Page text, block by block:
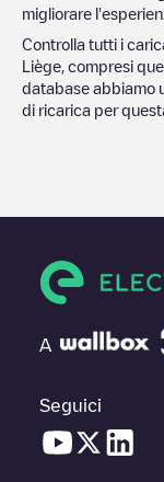
migliorare
Controlla tutti i
Liège , compresi
database abbiamo
di ricarica per
A
Seguici